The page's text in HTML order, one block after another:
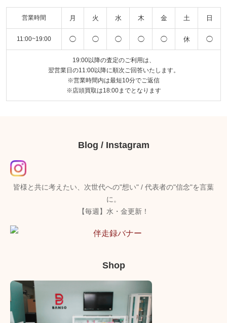
営業時間 月 火 水 木 金 土 日
11:00~19:00 ◯ ◯ ◯ ◯ ◯ 休 ◯
19:00以降の査定のご利用は、
翌営業日の11:00以降に順次ご回答いたします。
※営業時間内は最短10分でご返信
※店頭買取は18:00までとなります
Blog / Instagram
皆様と共に考えたい、次世代への"想い" / 代表者の"信念"を言葉
に。
【毎週】水・金更新！
Shop